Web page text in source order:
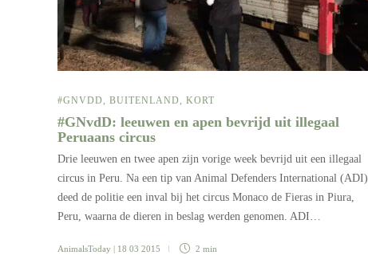
#GNVDD, BUITENLAND, KORT
#GNvdD: leeuwen en apen bevrijd uit illegaal
Peruaans circus
Drie leeuwen en twee apen zijn vorige week bevrijd uit een illegaal
circus in Peru. Na een tip van Animal Defenders International (ADI)
deed de politie een inval bij het circus Monaco de Fieras in Piura,
Peru, waarna de dieren in beslag werden genomen. ADI…
AnimalsToday | 18 03 2015 2 min